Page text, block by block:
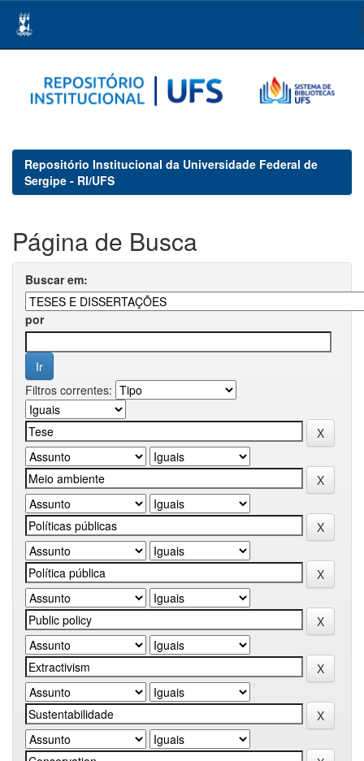
navigation
Repositório Institucional da Universidade Federal de
Sergipe - RI/UFS
Página de Busca
Buscar em:
por
Filtros correntes: